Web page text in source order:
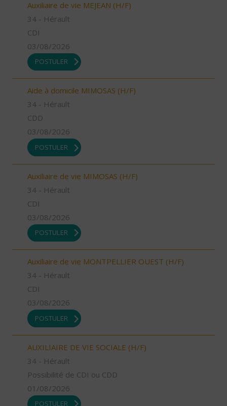
Auxiliaire de vie MEJEAN (H/F)
34 - Hérault
CDI
03/08/2026
POSTULER
Aide à domicile MIMOSAS (H/F)
34 - Hérault
CDD
03/08/2026
POSTULER
Auxiliaire de vie MIMOSAS (H/F)
34 - Hérault
CDI
03/08/2026
POSTULER
Auxiliaire de vie MONTPELLIER OUEST (H/F)
34 - Hérault
CDI
03/08/2026
POSTULER
AUXILIAIRE DE VIE SOCIALE (H/F)
34 - Hérault
Possibilité de CDI ou CDD
01/08/2026
POSTULER